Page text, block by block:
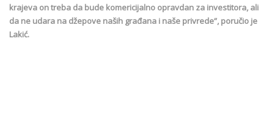
krajeva on treba da bude komericijalno opravdan za investitora, ali
da ne udara na džepove naših građana i naše privrede”, poručio je
Lakić.